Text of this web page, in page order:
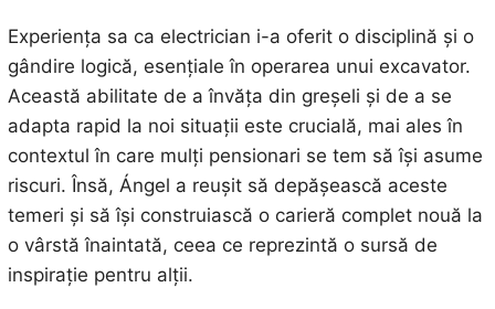
Experiența sa ca electrician i-a oferit o disciplină și o
gândire logică, esențiale în operarea unui excavator.
Această abilitate de a învăța din greșeli și de a se
adapta rapid la noi situații este crucială, mai ales în
contextul în care mulți pensionari se tem să își asume
riscuri. Însă, Ángel a reușit să depășească aceste
temeri și să își construiască o carieră complet nouă la
o vârstă înaintată, ceea ce reprezintă o sursă de
inspirație pentru alții.